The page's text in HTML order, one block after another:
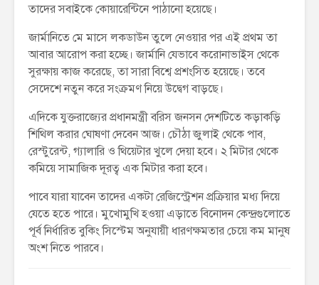
তাদের সবাইকে কোয়ারেন্টিনে পাঠানো হয়েছে।
জার্মানিতে মে মাসে লকডাউন তুলে নেওয়ার পর এই প্রথম তা
আবার আরোপ করা হচ্ছে। জার্মানি যেভাবে করোনাভাইস থেকে
সুরক্ষায় কাজ করেছে, তা সারা বিশ্বে প্রশংসিত হয়েছে। তবে
সেদেশে নতুন করে সংক্রমণ নিয়ে উদ্বেগ বাড়ছে।
এদিকে যুক্তরাজ্যের প্রধানমন্ত্রী বরিস জনসন দেশটিতে কড়াকড়ি
শিথিল করার ঘোষণা দেবেন আজ। চৌঠা জুলাই থেকে পাব,
রেস্টুরেন্ট, গ্যালারি ও থিয়েটার খুলে দেয়া হবে। ২ মিটার থেকে
কমিয়ে সামাজিক দূরত্ব এক মিটার করা হবে।
পাবে যারা যাবেন তাদের একটা রেজিস্ট্রেশন প্রক্রিয়ার মধ্য দিয়ে
যেতে হতে পারে। মুখোমুখি হওয়া এড়াতে বিনোদন কেন্দ্রগুলোতে
পূর্ব নির্ধারিত বুকিং সিস্টেম অনুযায়ী ধারণক্ষমতার চেয়ে কম মানুষ
অংশ নিতে পারবে।